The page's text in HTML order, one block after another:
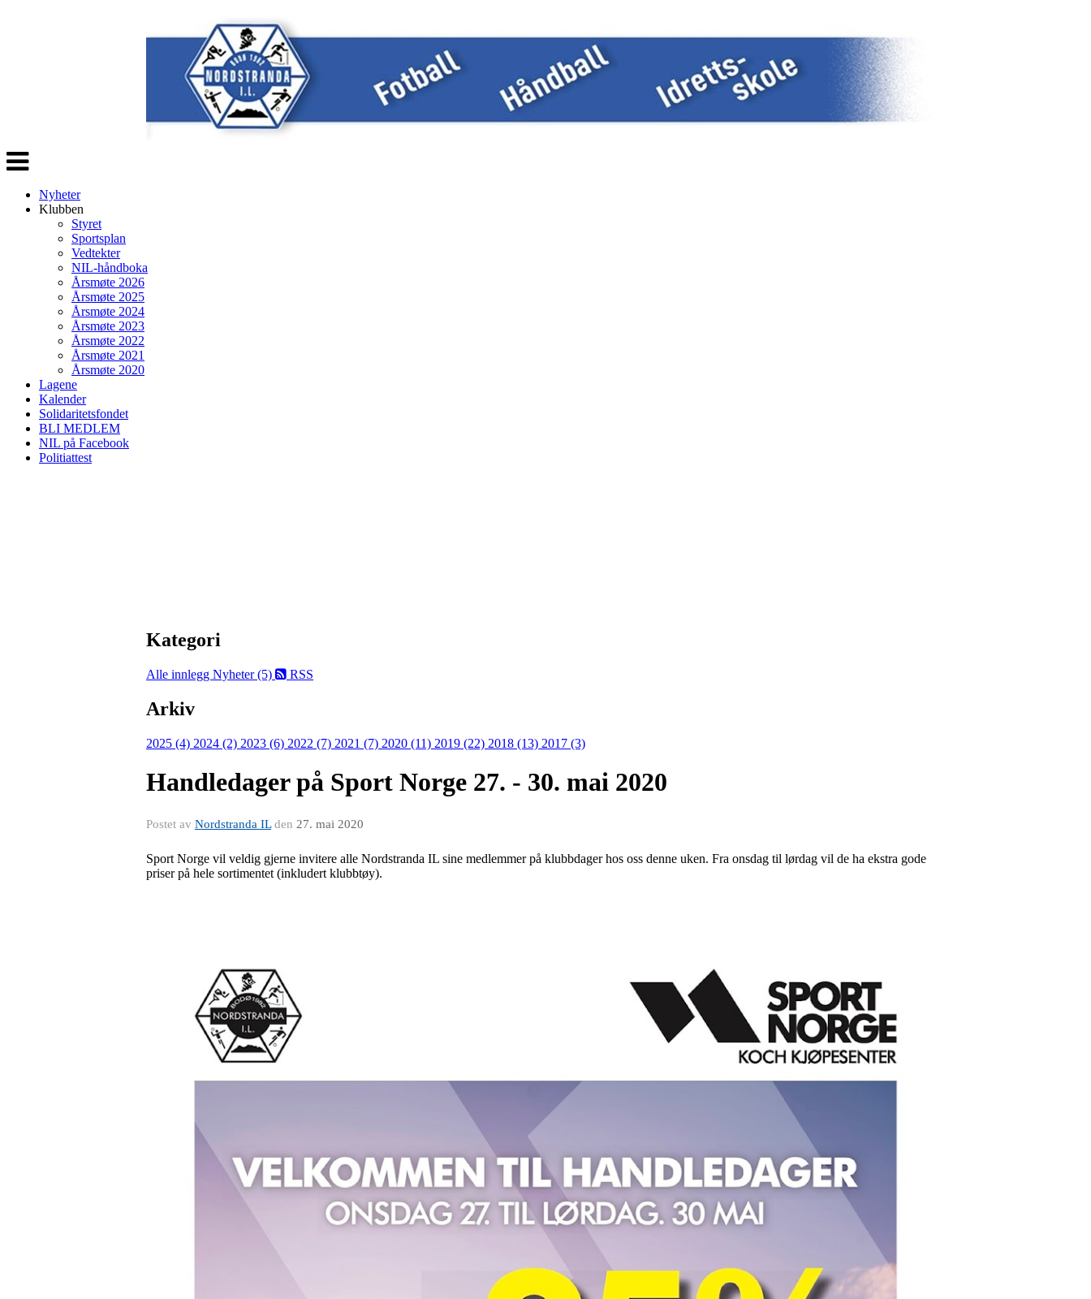
Veksle
navigasjon
Nyheter
Klubben
Styret
Sportsplan
Vedtekter
NIL-håndboka
Årsmøte 2026
Årsmøte 2025
Årsmøte 2024
Årsmøte 2023
Årsmøte 2022
Årsmøte 2021
Årsmøte 2020
Lagene
Kalender
Solidaritetsfondet
BLI MEDLEM
NIL på Facebook
Politiattest
Kategori
Alle innlegg Nyheter (5) RSS
Arkiv
2025 (4) 2024 (2) 2023 (6) 2022 (7) 2021 (7) 2020 (11) 2019 (22) 2018 (13) 2017 (3)
Handledager på Sport Norge 27. - 30. mai 2020
Postet av Nordstranda ILden 27. mai 2020
Sport Norge vil veldig gjerne invitere alle Nordstranda IL sine medlemmer på klubbdager hos oss denne uken. Fra onsdag til lørdag vil de ha ekstra gode
priser på hele sortimentet (inkludert klubbtøy).